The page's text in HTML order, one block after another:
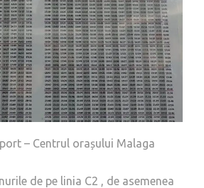
– Centrul orașului Malaga
de pe linia C2 , de asemenea